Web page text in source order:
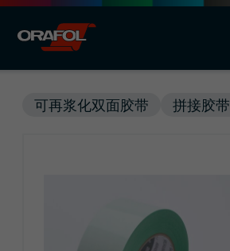
可再浆化双面胶带 拼接胶带